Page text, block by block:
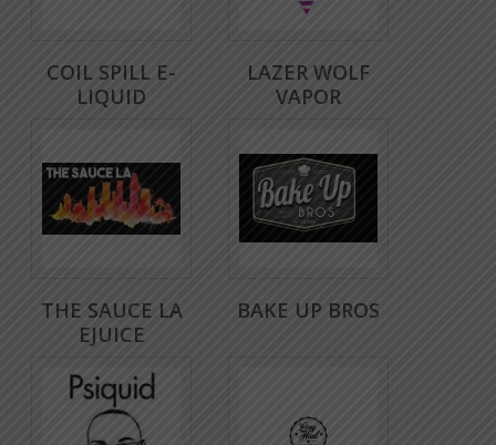
COIL SPILL E-
LIQUID
LAZER WOLF
VAPOR
THE SAUCE LA
EJUICE
BAKE UP BROS